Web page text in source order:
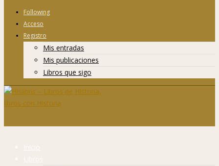
Following
Acceso
Registro
Mis entradas
Mis publicaciones
Libros que sigo
Inicio
Libros